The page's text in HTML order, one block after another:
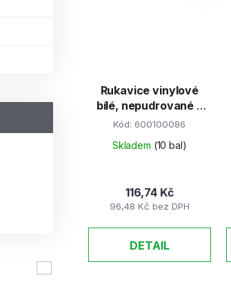
Rukavice vinylové
bílé, nepudrované L
100ks/bal
Kód:600100086
Skladem (10 bal)
96,48 Kč bez DPH
116,74 Kč
DETAIL